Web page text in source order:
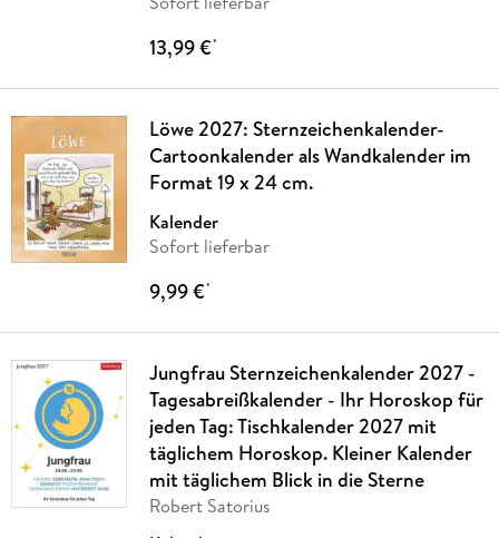
13,99 €*
Löwe 2027: Sternzeichenkalender-
Cartoonkalender als Wandkalender im
Format 19 x 24 cm.
Kalender
Sofort lieferbar
9,99 €*
Jungfrau Sternzeichenkalender 2027 -
Tagesabreißkalender - Ihr Horoskop für
jeden Tag: Tischkalender 2027 mit
täglichem Horoskop. Kleiner Kalender
mit täglichem Blick in die Sterne
Robert Satorius